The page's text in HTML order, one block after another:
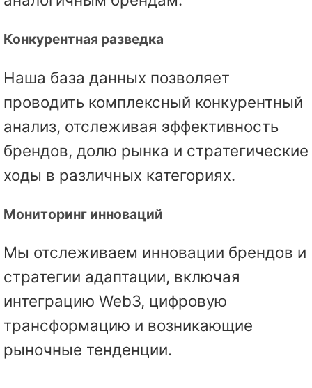
Конкурентная разведка
Наша база данных позволяет
проводить комплексный конкурентный
анализ, отслеживая эффективность
брендов, долю рынка и стратегические
ходы в различных категориях.
Мониторинг инноваций
Мы отслеживаем инновации брендов и
стратегии адаптации, включая
интеграцию Web3, цифровую
трансформацию и возникающие
рыночные тенденции.